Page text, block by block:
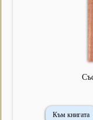
Към книгата